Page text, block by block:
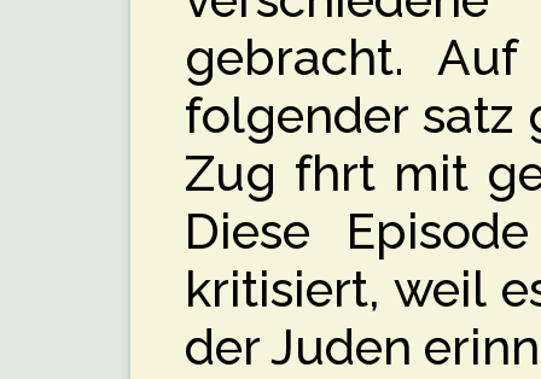
gebracht.
folgender satz
Zug fӓhrt mit
Diese
kritisiert, weil
der Juden